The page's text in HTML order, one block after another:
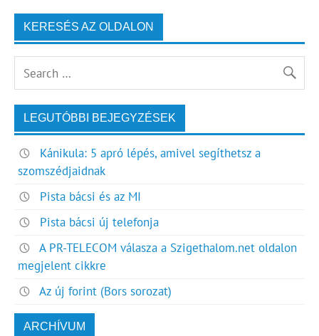
KERESÉS AZ OLDALON
LEGUTÓBBI BEJEGYZÉSEK
Kánikula: 5 apró lépés, amivel segíthetsz a
szomszédjaidnak
Pista bácsi és az MI
Pista bácsi új telefonja
A PR-TELECOM válasza a Szigethalom.net oldalon
megjelent cikkre
Az új forint (Bors sorozat)
ARCHÍVUM